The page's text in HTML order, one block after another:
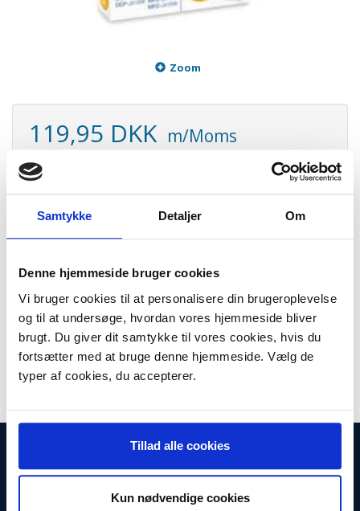
Samtykke Detaljer Om
Denne hjemmeside bruger cookies
Vi bruger cookies til at personalisere din brugeroplevelse
og til at undersøge, hvordan vores hjemmeside bliver
brugt. Du giver dit samtykke til vores cookies, hvis du
fortsætter med at bruge denne hjemmeside. Vælg de
typer af cookies, du accepterer.
Tillad alle cookies
Kun nødvendige cookies
Zoom
119,95 DKK m/Moms
pakkeshop ved køb over 599,-
Model/varenr.: BROLC985Y
Lager: På lager
LC985Y blækpatron yellow
LC985Y ink cartridge yellow, BROLC985Y
Kapacitet
Ca. 260 sider ved 5% dækning.
Fortrydelsesret